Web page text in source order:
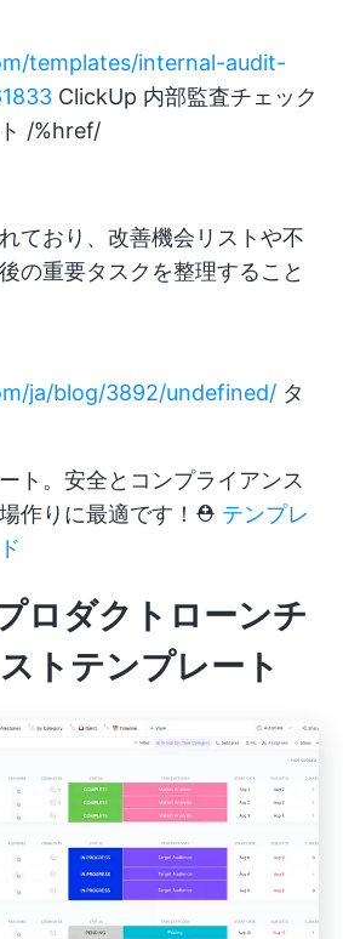
templates/internal-audit-
ClickUp 内部監査チェック
/%href/
ており、改善機会リストや不
の重要タスクを整理すること
ja/blog/3892/undefined/ タ
ト。安全とコンプライアンス
作りに最適です！⛑️ テンプレ
ロダクトローンチ
トテンプレート